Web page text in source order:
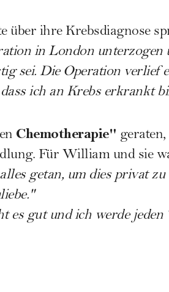
über ihre Krebsdiagnose
in London unterzogen
sei. Die Operation verlief
ich an Krebs erkrankt
Chemotherapie" geraten,
Für William und sie
getan, um dies privat
es gut und ich werde jeden